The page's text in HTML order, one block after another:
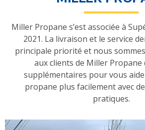
Miller Propane s’est associée à
2021. La livraison et le service
principale priorité et nous
aux clients de Miller Propane
supplémentaires pour vous
propane plus facilement avec
pratiques.